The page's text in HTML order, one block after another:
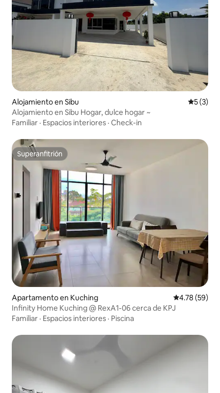
Alojamiento en Sibu
5 (3)
Alojamiento en Sibu Hogar, dulce hogar ~
Familiar · Espacios interiores · Check-in
Superanfitrión
Superanfitrión
Apartamento en Kuching Calificación
4.78 (59)
Infinity Home Kuching @ RexA1-06 cerca de KPJ
Familiar · Espacios interiores · Piscina